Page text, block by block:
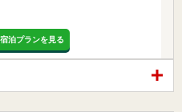
泊プランを見る